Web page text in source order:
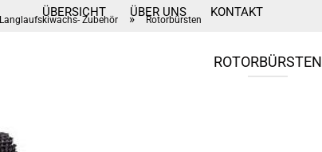
ÜBERSICHT ÜBER UNS KONTAKT
Langlaufskiwachs- Zubehör » Rotorbürsten
ROTORBÜRSTEN